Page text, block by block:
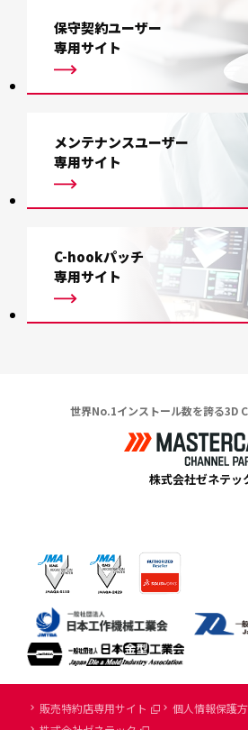
保守契約ユーザー
専用サイト
メンテナンスユーザー
専用サイト
C-hookパッチ
専用サイト
世界No.1インストール数を誇る3D
株式会社ゼネテッ
販売特約店専用サイト
個人情報保護